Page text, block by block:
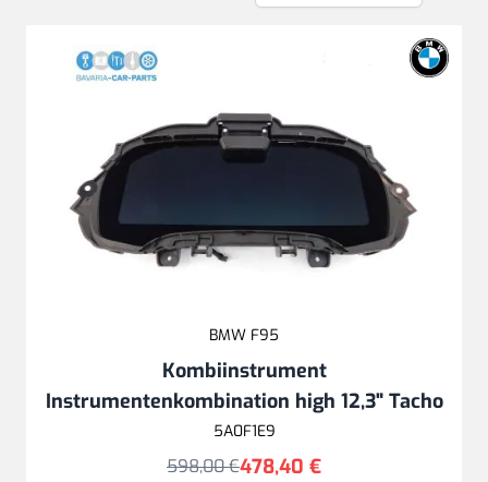
BMW F95
Kombiinstrument
Instrumentenkombination high 12,3" Tacho
5A0F1E9
478,40 €
598,00 €